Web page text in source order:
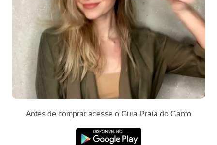
Antes de comprar acesse o Guia Praia do Canto